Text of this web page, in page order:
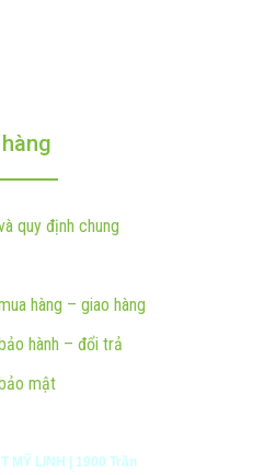
quy định chung
hàng – giao hàng
hành – đổi trả
mật
MỸ LINH | 1900 Trần